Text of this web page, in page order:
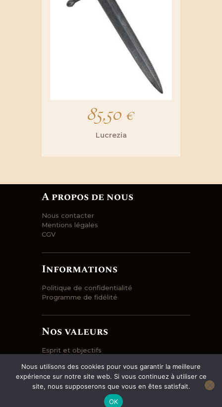
85,50€
Lucrezia
A propos de nous
Nous contacter
Mentions légales
CGV
Informations
Politique de confidentialité
Programme de fidélité
Nos valeurs
Esprit et objectifs
Prix et qualité
Entrepôt et logistique
Nous utilisons des cookies pour vous garantir la meilleure
expérience sur notre site web. Si vous continuez à utiliser ce
site, nous supposerons que vous en êtes satisfait.
OK